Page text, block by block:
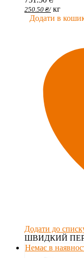
250.50 ₴/ кг
Додати в
Додати до
ШВИДКИЙ
Немає в